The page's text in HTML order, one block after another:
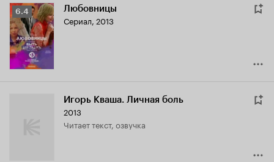
Рейтинг
Кинопоиска
6.4
6.4 Любовницы
Сериал, 2013
Игорь Кваша. Личная боль
2013
читает текст, озвучка